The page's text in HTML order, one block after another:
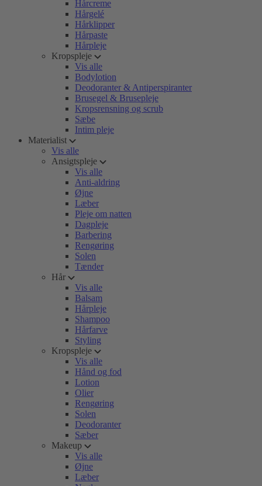
Hårcreme
Hårgelé
Hårklipper
Hårpaste
Hårpleje
Kropspleje
Vis alle
Bodylotion
Deodoranter & Antiperspiranter
Brusegel & Brusepleje
Kropsrensning og scrub
Sæbe
Intim pleje
Materialist
Vis alle
Ansigtspleje
Vis alle
Anti-aldring
Øjne
Læber
Pleje om natten
Dagpleje
Barbering
Rengøring
Solen
Tænder
Hår
Vis alle
Balsam
Hårpleje
Shampoo
Hårfarve
Styling
Kropspleje
Vis alle
Hånd og fod
Lotion
Olier
Rengøring
Solen
Deodoranter
Sæber
Makeup
Vis alle
Øjne
Læber